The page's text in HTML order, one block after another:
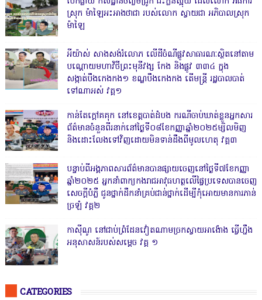
ស្រុក ម៉ាឡៃអះអាងថាជា របស់លោក ស្វាយជា អភិបាលស្រុក
ម៉ាឡៃ
អីយ៉ាស់ សាងសង់រំលោភ លើដីចំណីផ្លូវសាធារណៈស្ថិតនៅតាម
បណ្ដោយមហាវិថីព្រះមុនីវង្ស កែង និងផ្លូវ ៣៣៤ ក្នុង
សង្កាត់បឹងកេងកង១ ខណ្ឌបឹងកេងកង តើមន្ត្រី រដ្ឋបាលបាត់
ទៅណាអស់ វគ្គ១
កាន់តែក្តៅគគុក នៅខេត្តបាត់ដំបង ករណីចាប់ឃាត់ខ្លួនអ្នកសារ
ព័ត៌មានចំនួនពីរនាក់នៅថ្ងៃទី០៨ខែកញ្ញាឆ្នាំ២០២៥ម្សិលមិញ
និងដោះលែងទៅវិញដោយមិនទាន់ដឹងពីមូលហេតុ វគ្គ៣
បន្ទាប់ពីអង្គភាពសារព័ត៌មានបានផ្សាយចេញនៅថ្ងៃទី៧ខែកញ្ញា
ឆ្នាំ២០២៥ អ្នកនាំពាក្យកងរាជអាវុធហត្ថលើផ្ទៃប្រទេសបានចេញ
សេចក្តីបំភ្លឺ ជូនថ្នាក់ដឹកនាំគ្រប់ជាន់ថ្នាក់ដើម្បីកុំអោយមានការភាន់
ច្រឡំ វគ្គ២
កាសុីណូ នៅជាប់ព្រំដែនវៀតណាមច្រកស្វាយអាង៉ោង ធ្វើហ្នឹង
អនុសាសន៍របស់សម្ដេច វគ្គ ១
CATEGORIES